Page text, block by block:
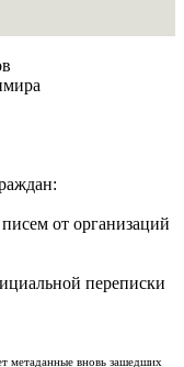
от организаций
переписки
метаданные вновь зашедших